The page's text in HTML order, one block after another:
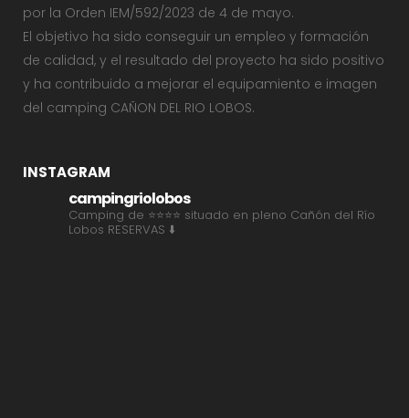
por la Orden IEM/592/2023 de 4 de mayo.
El objetivo ha sido conseguir un empleo y formación
de calidad, y el resultado del proyecto ha sido positivo
y ha contribuido a mejorar el equipamiento e imagen
del camping CAÑON DEL RIO LOBOS.
INSTAGRAM
campingriolobos
Camping de ⭐⭐⭐⭐ situado en pleno Cañón del Río
Lobos RESERVAS ⬇️